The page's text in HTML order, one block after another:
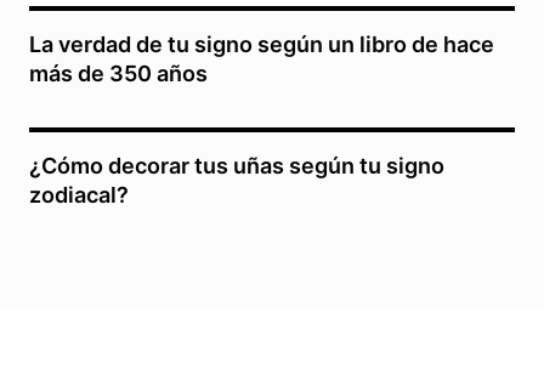
La verdad de tu signo según un libro de hace
más de 350 años
¿Cómo decorar tus uñas según tu signo
zodiacal?